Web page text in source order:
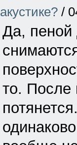
акустике? /
Да, пеной
то. После